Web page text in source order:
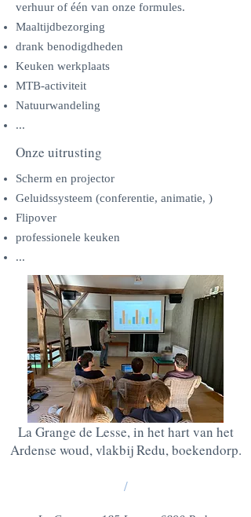
verhuur of één van onze formules.
Maaltijdbezorging
drank benodigdheden
Keuken werkplaats
MTB-activiteit
Natuurwandeling
...
Onze uitrusting
Scherm en projector
Geluidssysteem (conferentie, animatie, )
Flipover
professionele keuken
...
La Grange de Lesse, in het hart van het
Ardense woud, vlakbij Redu, boekendorp.
/